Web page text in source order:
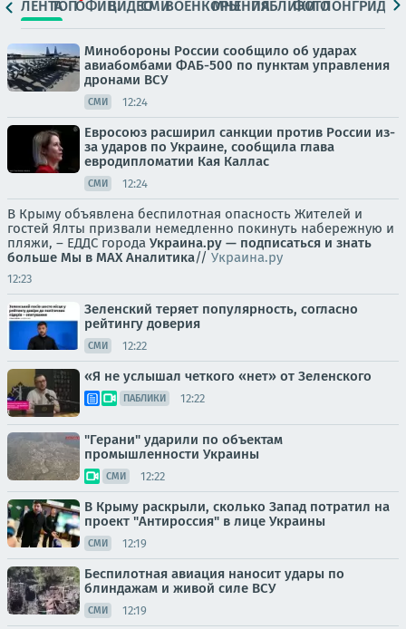
ЛЕНТАТОПОФИЦ.ВИДЕОСМИВОЕНКОРЫМНЕНИЯПАБЛИКИ
ФОТОЛОНГРИДЫ
Минобороны России сообщило об ударах
авиабомбами ФАБ-500 по пунктам управления
дронами ВСУ
СМИ 12:24
Евросоюз расширил санкции против России из-
за ударов по Украине, сообщила глава
евродипломатии Кая Каллас
СМИ 12:24
В Крыму объявлена беспилотная опасность Жителей и
гостей Ялты призвали немедленно покинуть набережную и
пляжи, – ЕДДС города Украина.ру — подписаться и знать
больше Мы в MAX Аналитика// Украина.ру
12:23
Зеленский теряет популярность, согласно
рейтингу доверия
СМИ 12:22
«Я не услышал четкого «нет» от Зеленского
ПАБЛИКИ 12:22
"Герани" ударили по объектам
промышленности Украины
СМИ 12:22
В Крыму раскрыли, сколько Запад потратил на
проект "Антироссия" в лице Украины
СМИ 12:19
Беспилотная авиация наносит удары по
блиндажам и живой силе ВСУ
СМИ 12:19